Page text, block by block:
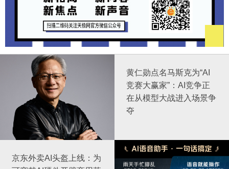
黄仁勋点名马斯克为“AI
竞赛大赢家”：AI竞争正
在从模型大战进入场景争
夺
京东外卖AI头盔上线：为